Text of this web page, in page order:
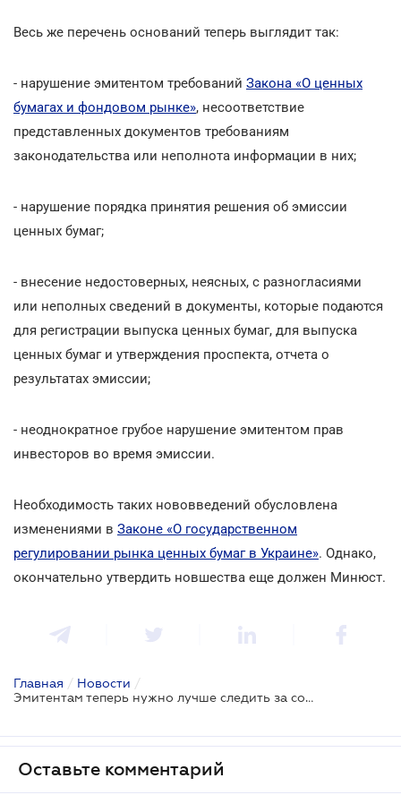
Весь же перечень оснований теперь выглядит так:
- нарушение эмитентом требований Закона «О ценных
бумагах и фондовом рынке», несоответствие
представленных документов требованиям
законодательства или неполнота информации в них;
- нарушение порядка принятия решения об эмиссии
ценных бумаг;
- внесение недостоверных, неясных, с разногласиями
или неполных сведений в документы, которые подаются
для регистрации выпуска ценных бумаг, для выпуска
ценных бумаг и утверждения проспекта, отчета о
результатах эмиссии;
- неоднократное грубое нарушение эмитентом прав
инвесторов во время эмиссии.
Необходимость таких нововведений обусловлена
изменениями в Законе «О государственном
регулировании рынка ценных бумаг в Украине». Однако,
окончательно утвердить новшества еще должен Минюст.
Главная / Новости /
Эмитентам теперь нужно лучше следить за соблюдением прав инвесторов
Оставьте комментарий